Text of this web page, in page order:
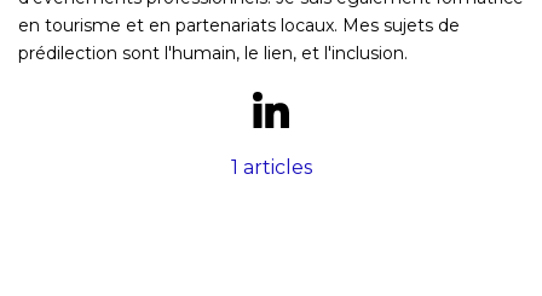
en tourisme et en partenariats locaux. Mes sujets de
prédilection sont l'humain, le lien, et l'inclusion.
1 articles